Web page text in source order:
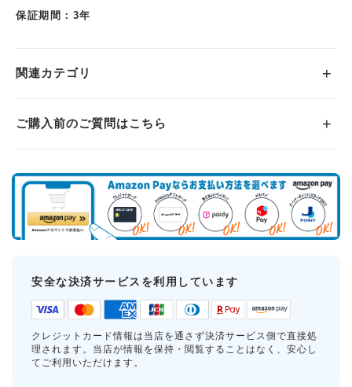
保証期間：3年
関連カテゴリ
ご購入前のご質問はこちら
安全な決済サービスを利用しています
クレジットカード情報は当店を通さず決済サービス側で直接処
理されます。当店が情報を保持・閲覧することはなく、安心し
てご利用いただけます。